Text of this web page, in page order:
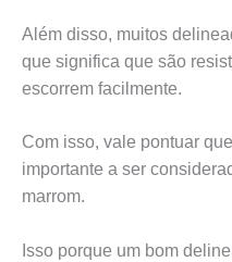
Além disso, muitos
que significa que são
escorrem facilmente.
Com isso, vale pontuar
importante a ser
marrom.
Isso porque um bom